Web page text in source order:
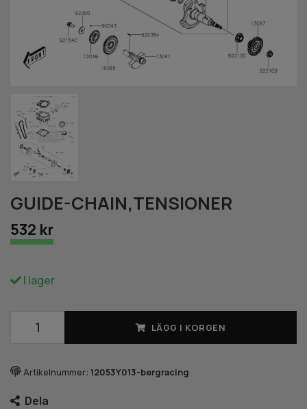
GUIDE-CHAIN,TENSIONER
532 kr
I lager
LÄGG I KORGEN
Artikelnummer: 12053Y013-bergracing
Dela